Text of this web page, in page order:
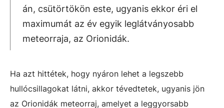
án, csütörtökön este, ugyanis ekkor éri el
maximumát az év egyik leglátványosabb
meteorraja, az Orionidák.
Ha azt hittétek, hogy nyáron lehet a legszebb
hullócsillagokat látni, akkor tévedtetek, ugyanis jön
az Orionidák meteorraj, amelyet a leggyorsabb